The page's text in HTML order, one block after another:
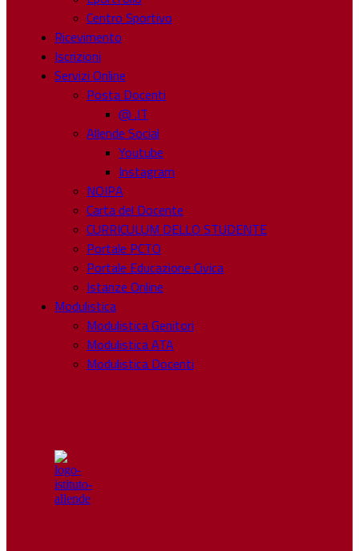
Centro Sportivo
Ricevimento
Iscrizioni
Servizi Online
Posta Docenti
@ .IT
Allende Social
Youtube
Instagram
NOIPA
Carta del Docente
CURRICULUM DELLO STUDENTE
Portale PCTO
Portale Educazione Civica
Istanze Online
Modulistica
Modulistica Genitori
Modulistica ATA
Modulistica Docenti